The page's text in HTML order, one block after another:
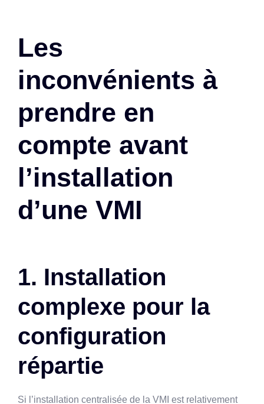
Les
inconvénients à
prendre en
compte avant
l’installation
d’une VMI
1. Installation
complexe pour la
configuration
répartie
Si l’installation centralisée de la VMI est relativement